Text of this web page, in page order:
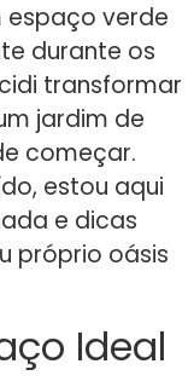
espaço verde
durante os
transformar
jardim de
começar.
estou aqui
e dicas
próprio oásis
Ideal